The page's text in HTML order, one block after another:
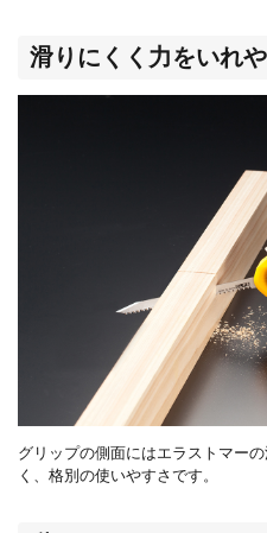
滑りにくく力をいれ
グリップの側面にはエラストマー
く、格別の使いやすさです。